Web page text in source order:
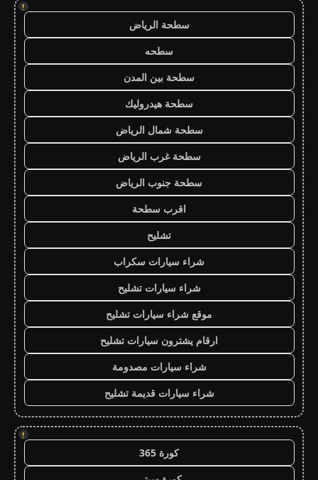
!
سطحة الرياض
سطحه
سطحة بين المدن
سطحة هيدروليك
سطحة شمال الرياض
سطحة غرب الرياض
سطحة جنوب الرياض
اقرب سطحة
تشليح
شراء سيارات سكراب
شراء سيارات تشليح
موقع شراء سيارات تشليح
ارقام يشترون سيارات تشليح
شراء سيارات مصدومة
شراء سيارات قديمة تشليح
!
كورة 365